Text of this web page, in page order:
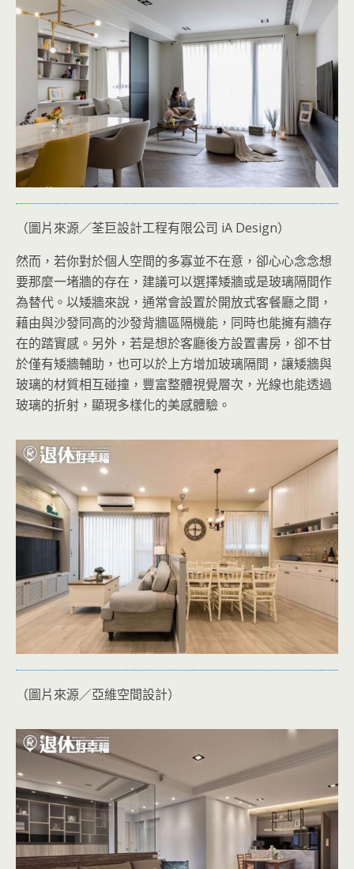
（圖片來源／荃巨設計工程有限公司 iA Design）
然而，若你對於個人空間的多寡並不在意，卻心心念念想
要那麼一堵牆的存在，建議可以選擇矮牆或是玻璃隔間作
為替代。以矮牆來說，通常會設置於開放式客餐廳之間，
藉由與沙發同高的沙發背牆區隔機能，同時也能擁有牆存
在的踏實感。另外，若是想於客廳後方設置書房，卻不甘
於僅有矮牆輔助，也可以於上方增加玻璃隔間，讓矮牆與
玻璃的材質相互碰撞，豐富整體視覺層次，光線也能透過
玻璃的折射，顯現多樣化的美感體驗。
（圖片來源／亞維空間設計）